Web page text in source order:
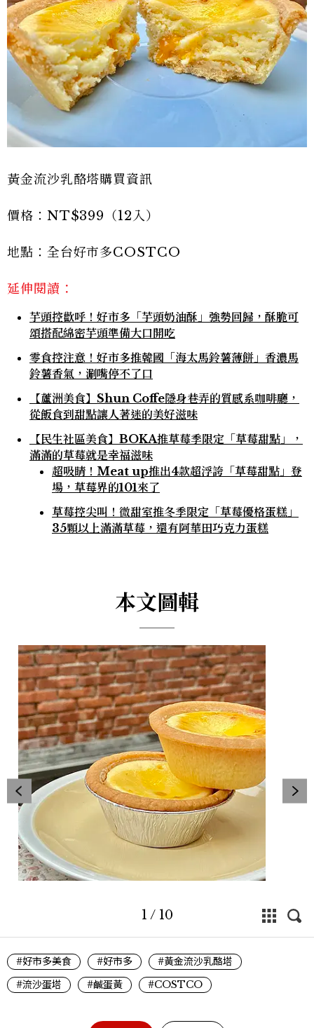
黃金流沙乳酪塔購買資訊
價格：NT$399（12入）
地點：全台好市多COSTCO
延伸閱讀：
芋頭控歡呼！好市多「芋頭奶油酥」強勢回歸，酥脆可
頌搭配綿密芋頭準備大口開吃
零食控注意！好市多推韓國「海太馬鈴薯薄餅」香濃馬
鈴薯香氣，涮嘴停不了口
【蘆洲美食】Shun Coffe隱身巷弄的質感系咖啡廳，
從飯食到甜點讓人著迷的美好滋味
【民生社區美食】BOKA推草莓季限定「草莓甜點」，
滿滿的草莓就是幸福滋味
超吸睛！Meat up推出4款超浮誇「草莓甜點」登
場，草莓界的101來了
草莓控尖叫！微甜室推冬季限定「草莓優格蛋糕」
35顆以上滿滿草莓，還有阿華田巧克力蛋糕
本文圖輯
1 / 10
#好市多美食 #好市多
#黃金流沙乳酪塔
#流沙蛋塔
#鹹蛋黃 #COSTCO